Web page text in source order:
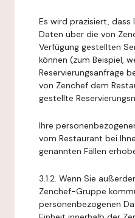
Es wird präzisiert, dass
Daten über die von
Verfügung gestellten
können (zum Beispiel,
Reservierungsanfrage
von Zenchef dem
gestellte
Ihre
vom Restaurant bei
genannten Fällen
3.1.2. Wenn Sie
Zenchef-Gruppe
personenbezogenen